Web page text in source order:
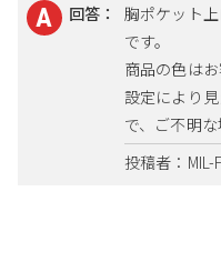
回答：
胸ポケット
です。
商品の色は
設定により
で、ご不明
投稿者：MIL-